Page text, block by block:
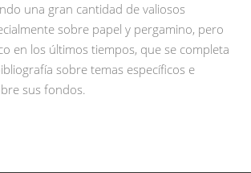
una gran cantidad de valiosos
sobre papel y pergamino, pero
en los últimos tiempos, que se completa
sobre temas específicos e
sus fondos.